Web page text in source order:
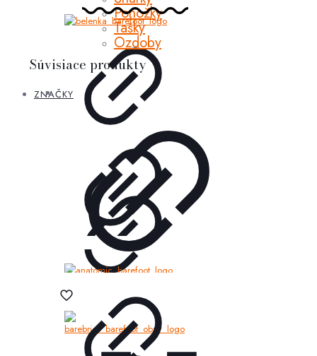
Ponožky
Tašky
Ozdoby
ZNAČKY
Súvisiace produkty